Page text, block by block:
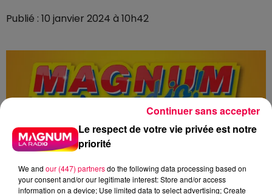
Publié : 10 janvier 2024 à 10h42
Le respect de votre vie privée est notre
priorité
We and our (447) partnersdo the following data processing based on
your consent and/or our legitimate interest: Store and/or access
information on a device; Use limited data to select advertising; Create
Continuer sans accepter